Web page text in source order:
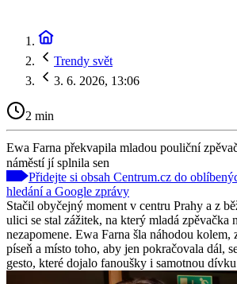
Trendy svět
3. 6. 2026, 13:06
2 min
Ewa Farna překvapila mladou pouliční
náměstí jí splnila sen
Přidejte si obsah Centrum.cz do
hledání a Google zprávy
Stačil obyčejný moment v centru Prahy a z
ulici se stal zážitek, na který mladá zpěvačka
nezapomene. Ewa Farna šla náhodou kolem,
píseň a místo toho, aby jen pokračovala dál,
gesto, které dojalo fanoušky i samotnou